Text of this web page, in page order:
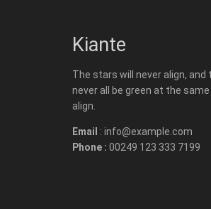
Kiante
The stars will never align, and
never all be green at the
align.
Email : info@example.com
Phone : 00249 123 333 7199